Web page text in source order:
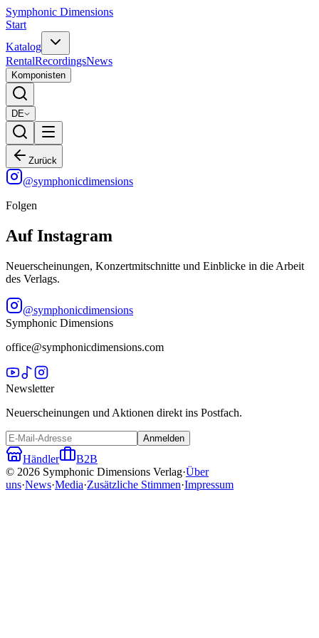
Symphonic Dimensions
Start
Katalog
RentalRecordingsNews
Komponisten
DE
Zurück
@symphonicdimensions
Folgen
Auf Instagram
Neuerscheinungen, Konzertmitschnitte und Einblicke in die Arbeit
des Verlags.
@symphonicdimensions
Symphonic Dimensions
office@symphonicdimensions.com
Newsletter
Neuerscheinungen und Aktionen direkt ins Postfach.
Anmelden
Händler
B2B
© 2026 Symphonic Dimensions Verlag·Über
uns·News·Media·Zusätzliche Stimmen·Impressum